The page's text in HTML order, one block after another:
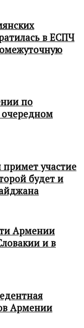
в ЕСПЧ
по
очередном
участие
будет и
Армении
и в
Армении